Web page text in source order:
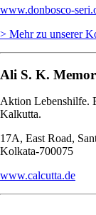
www.donbosco-
> Mehr zu unserer
Ali S. K.
Aktion Lebenshilfe.
Kalkutta.
17A, East Road,
Kolkata-700075
www.calcutta.de